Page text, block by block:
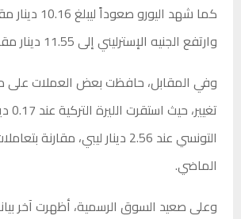
وارتفع الجنيه الإسترليني إلى 11.55 دينار مقابل 11.45 دينار.
وفي المقابل، حافظت بعض العملات على
التونسي عند 2.56 دينار ليبي،
الماضي.
وعلى صعيد السوق الرسمية، أظهرت آخر